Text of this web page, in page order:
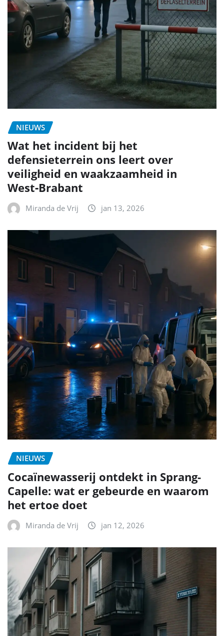
NIEUWS
Wat het incident bij het
defensieterrein ons leert over
veiligheid en waakzaamheid in
West‑Brabant
Miranda de Vrij jan 13, 2026
NIEUWS
Cocaïnewasserij ontdekt in Sprang-
Capelle: wat er gebeurde en waarom
het ertoe doet
Miranda de Vrij jan 12, 2026